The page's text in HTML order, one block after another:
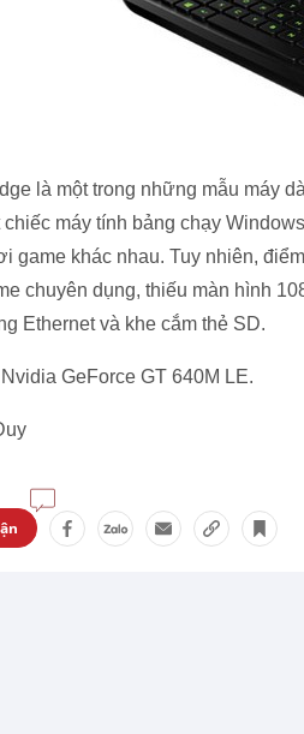
là một trong những mẫu máy
chiếc máy tính bảng chạy
game khác nhau. Tuy nhiên,
chuyên dụng, thiếu màn hình
Ethernet và khe cắm thẻ SD.
GeForce GT 640M LE.